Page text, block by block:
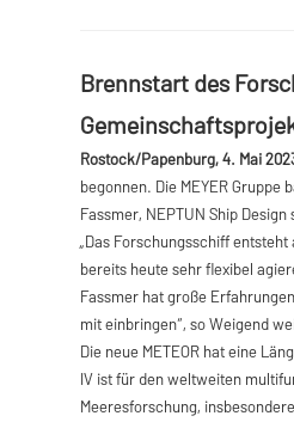
Brennstart des
Rostock/Papenburg, 4. Mai
begonnen. Die MEYER
Fassmer, NEPTUN Ship Design
„Das Forschungsschiff
bereits heute sehr flexibel
Fassmer hat große
mit einbringen“, so Weigend
Die neue METEOR hat eine
IV ist für den weltweiten
Meeresforschung,